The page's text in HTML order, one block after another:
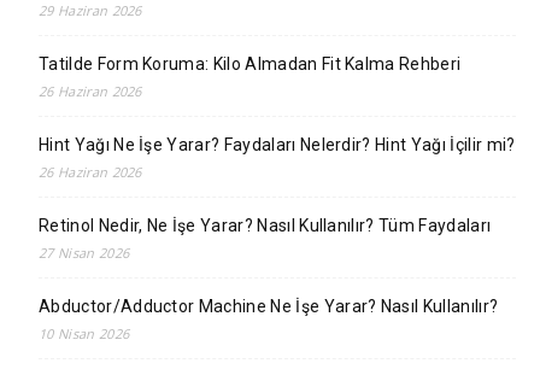
29 Haziran 2026
Tatilde Form Koruma: Kilo Almadan Fit Kalma Rehberi
26 Haziran 2026
Hint Yağı Ne İşe Yarar? Faydaları Nelerdir? Hint Yağı İçilir mi?
26 Haziran 2026
Retinol Nedir, Ne İşe Yarar? Nasıl Kullanılır? Tüm Faydaları
27 Nisan 2026
Abductor/Adductor Machine Ne İşe Yarar? Nasıl Kullanılır?
10 Nisan 2026